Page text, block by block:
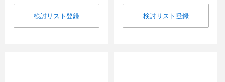
検討リスト登録 検討リスト登録